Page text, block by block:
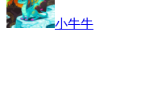
小牛牛